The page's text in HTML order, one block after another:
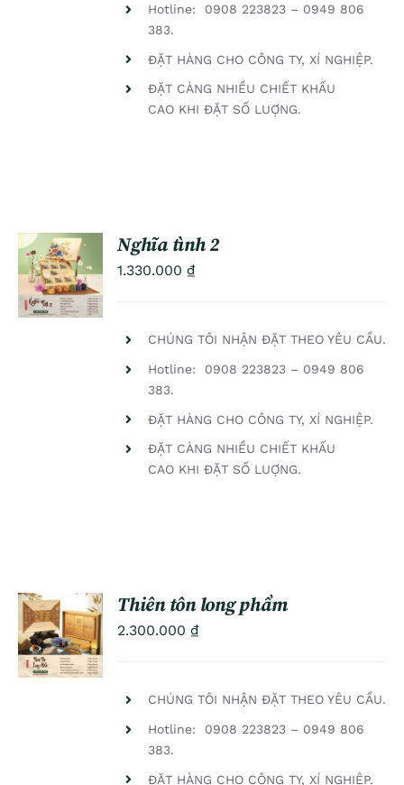
Hotline: 0908 223823 – 0949 806
383.
ĐẶT HÀNG CHO CÔNG TY, XÍ NGHIỆP.
ĐẶT CÀNG NHIỀU CHIẾT KHẤU
CAO KHI ĐẶT SỐ LUỢNG.
ADD TO
CART
/
DETAILS
Nghĩa tình 2
1.330.000₫
CHÚNG TÔI NHẬN ĐẶT THEO YÊU CẦU.
Hotline: 0908 223823 – 0949 806
383.
ĐẶT HÀNG CHO CÔNG TY, XÍ NGHIỆP.
ĐẶT CÀNG NHIỀU CHIẾT KHẤU
CAO KHI ĐẶT SỐ LUỢNG.
ADD TO
CART
/
DETAILS
Thiên tôn long phẩm
2.300.000₫
CHÚNG TÔI NHẬN ĐẶT THEO YÊU CẦU.
Hotline: 0908 223823 – 0949 806
383.
ĐẶT HÀNG CHO CÔNG TY, XÍ NGHIỆP.